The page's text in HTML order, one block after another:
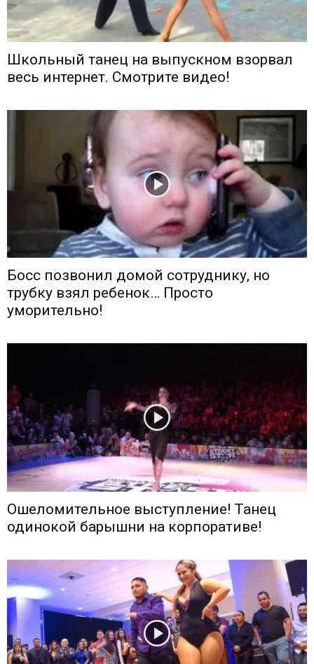
Школьный танец на выпускном взорвал
весь интернет. Смотрите видео!
Босс позвонил домой сотруднику, но
трубку взял ребенок… Просто
уморительно!
Ошеломительное выступление! Танец
одинокой барышни на корпоративе!